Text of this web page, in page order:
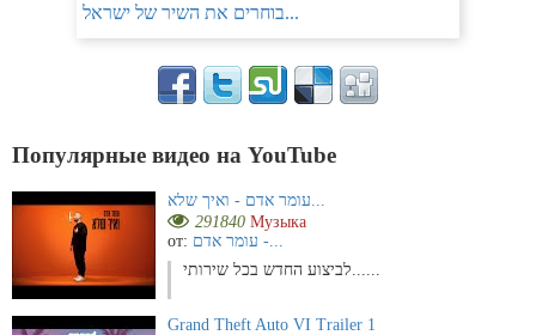
בוחרים את השיר של ישראל...
Популярные видео на YouTube
291840 Музыка
от:
עומר אדם -...
Grand Theft Auto VI Trailer 1